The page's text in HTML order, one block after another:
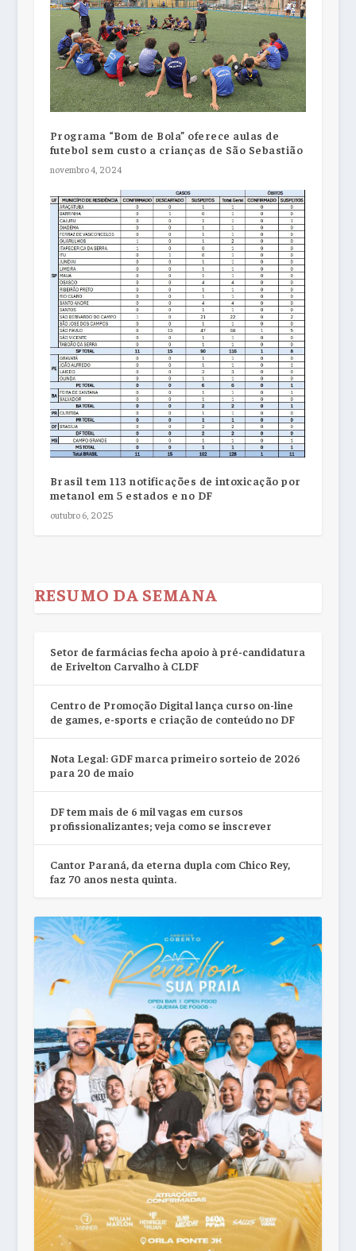
Programa “Bom de Bola” oferece aulas de
futebol sem custo a crianças de São Sebastião
novembro 4, 2024
Brasil tem 113 notificações de intoxicação por
metanol em 5 estados e no DF
outubro 6, 2025
RESUMO DA SEMANA
Setor de farmácias fecha apoio à pré-candidatura
de Erivelton Carvalho à CLDF
Centro de Promoção Digital lança curso on-line
de games, e-sports e criação de conteúdo no DF
Nota Legal: GDF marca primeiro sorteio de 2026
para 20 de maio
DF tem mais de 6 mil vagas em cursos
profissionalizantes; veja como se inscrever
Cantor Paraná, da eterna dupla com Chico Rey,
faz 70 anos nesta quinta.